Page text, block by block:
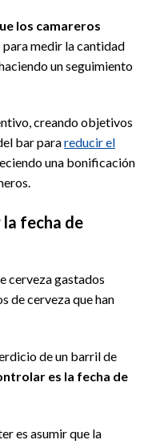
los camareros
para medir la cantidad
un seguimiento
creando objetivos
bar parareducir el
una bonificación
fecha de
cerveza gastados
de cerveza que han
de un barril de
es la fecha de
es asumir que la